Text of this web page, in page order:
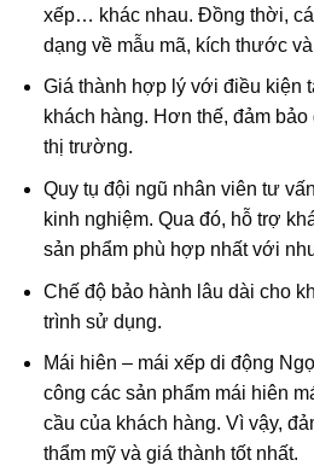
xếp… khác nhau. Đồng thời,
dạng về mẫu mã, kích thước
Giá thành hợp lý với điều kiện
khách hàng. Hơn thế, đảm
thị trường.
Quy tụ đội ngũ nhân viên tư
kinh nghiệm. Qua đó, hỗ trợ
sản phẩm phù hợp nhất với
Chế độ bảo hành lâu dài cho
trình sử dụng.
Mái hiên – mái xếp di động
công các sản phẩm mái hiên
cầu của khách hàng. Vì vậy,
thẩm mỹ và giá thành tốt nhất.